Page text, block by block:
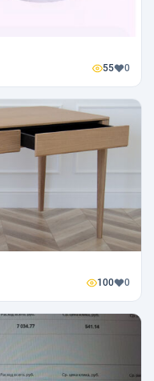
55 0
100 0